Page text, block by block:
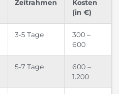
Zeitrahmen
Kosten
(in €)
3-5 Tage
300 –
600
5-7 Tage
600 –
1.200